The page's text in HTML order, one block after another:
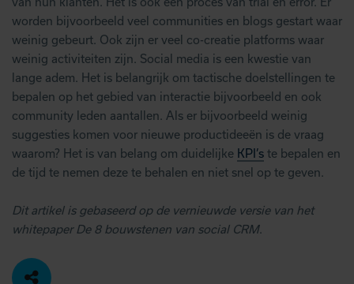
worden bijvoorbeeld veel communities en blogs gestart waar
weinig gebeurt. Ook zijn er veel co-creatie platforms waar
weinig activiteiten zijn. Social media is een kwestie van
lange adem. Het is belangrijk om tactische doelstellingen te
bepalen op het gebied van interactie bijvoorbeeld en ook
community leden aantallen. Als er bijvoorbeeld weinig
suggesties komen voor nieuwe productideeën is de vraag
waarom? Het is van belang om duidelijke KPI’s te bepalen en
de tijd te nemen deze te behalen en niet snel op te geven.
Dit artikel is gebaseerd op de vernieuwde versie van het
whitepaper De 8 bouwstenen van social CRM.